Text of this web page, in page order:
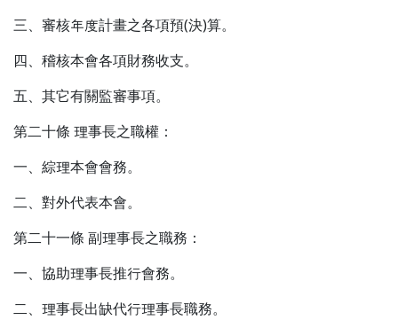
三、審核年度計畫之各項預(決)算。
四、稽核本會各項財務收支。
五、其它有關監審事項。
第二十條 理事長之職權：
一、綜理本會會務。
二、對外代表本會。
第二十一條 副理事長之職務：
一、協助理事長推行會務。
二、理事長出缺代行理事長職務。